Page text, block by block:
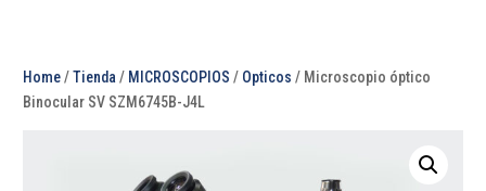
Home/Tienda / MICROSCOPIOS / Opticos / Microscopio óptico
Binocular SV SZM6745B-J4L